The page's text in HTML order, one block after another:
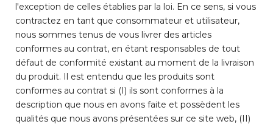
l'exception de celles établies par la loi. En ce sens, si vous
contractez en tant que consommateur et utilisateur,
nous sommes tenus de vous livrer des articles
conformes au contrat, en étant responsables de tout
défaut de conformité existant au moment de la livraison
du produit. Il est entendu que les produits sont
conformes au contrat si (I) ils sont conformes à la
description que nous en avons faite et possèdent les
qualités que nous avons présentées sur ce site web, (II)